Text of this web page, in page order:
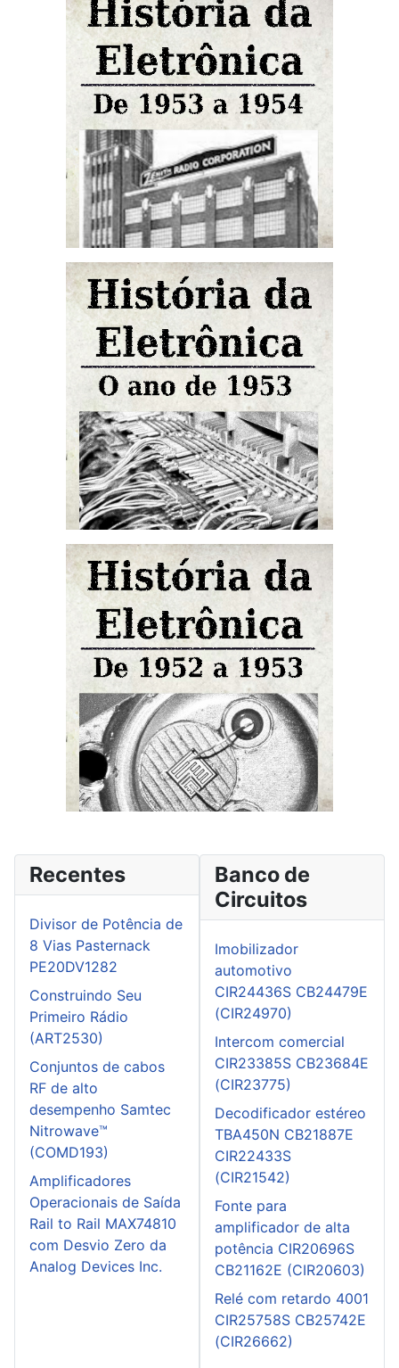
Recentes
Divisor de Potência de
8 Vias Pasternack
PE20DV1282
Construindo Seu
Primeiro Rádio
(ART2530)
Conjuntos de cabos
RF de alto
desempenho Samtec
Nitrowave™
(COMD193)
Amplificadores
Operacionais de Saída
Rail to Rail MAX74810
com Desvio Zero da
Analog Devices Inc.
Banco de
Circuitos
Imobilizador
automotivo
CIR24436S CB24479E
(CIR24970)
Intercom comercial
CIR23385S CB23684E
(CIR23775)
Decodificador estéreo
TBA450N CB21887E
CIR22433S
(CIR21542)
Fonte para
amplificador de alta
potência CIR20696S
CB21162E (CIR20603)
Relé com retardo 4001
CIR25758S CB25742E
(CIR26662)